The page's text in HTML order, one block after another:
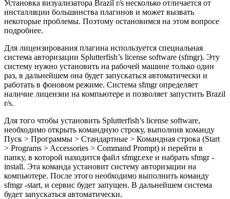
Установка визуализатора Brazil r/s несколько отличается от
инсталляции большинства плагинов и может вызвать
некоторые проблемы. Поэтому остановимся на этом вопросе
подробнее.
Для лицензирования плагина используется специальная
система авторизации Splutterfish’s license software (sfmgr). Эту
систему нужно установить на рабочей машине только один
раз, в дальнейшем она будет запускаться автоматически и
работать в фоновом режиме. Система sfmgr определяет
наличие лицензии на компьютере и позволяет запустить Brazil
r/s.
Для того чтобы установить Splutterfish’s license software,
необходимо открыть командную строку, выполнив команду
Пуск > Программы > Стандартные > Командная строка (Start
> Programs > Accessories > Command Prompt) и перейти в
папку, в которой находится файл sfmgr.exe и набрать sfmgr -
install. Эта команда установит систему авторизации на
компьютере. После этого необходимо выполнить команду
sfmgr -start, и сервис будет запущен. В дальнейшем система
будет запускаться автоматически.